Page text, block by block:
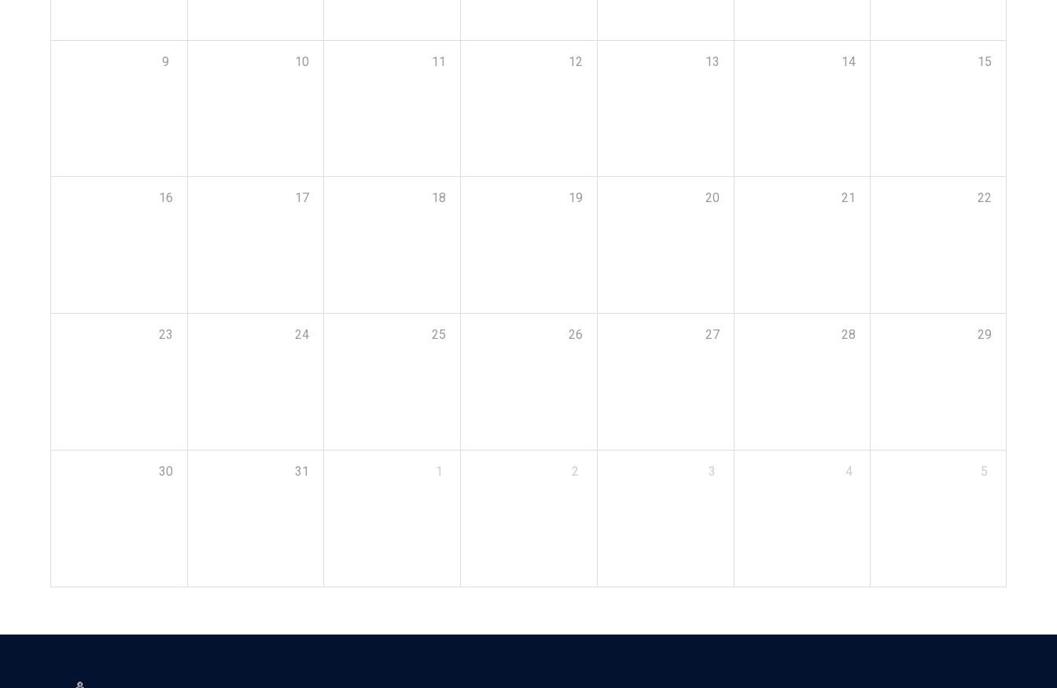
9 10 11 12 13 14 15
16 17 18 19 20 21 22
23 24 25 26 27 28 29
30 31 1 2 3 4 5